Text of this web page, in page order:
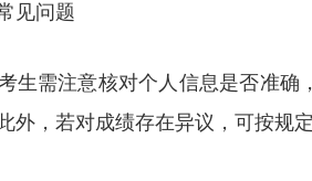
见问题
生需注意核对个人信息是否准
外，若对成绩存在异议，可按规